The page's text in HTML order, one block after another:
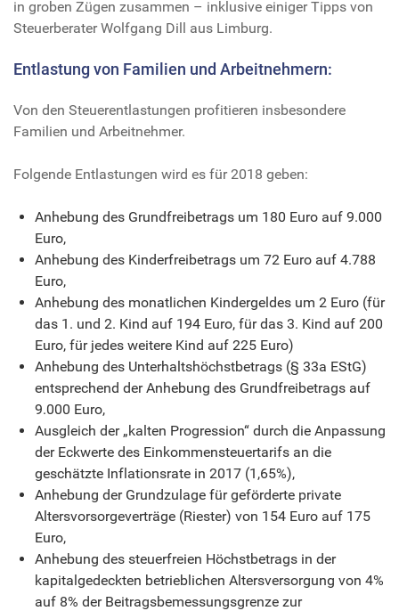
in groben Zügen zusammen – inklusive einiger Tipps von
Steuerberater Wolfgang Dill aus Limburg.
Entlastung von Familien und Arbeitnehmern:
Von den Steuerentlastungen profitieren insbesondere
Familien und Arbeitnehmer.
Folgende Entlastungen wird es für 2018 geben:
Anhebung des Grundfreibetrags um 180 Euro auf 9.000
Euro,
Anhebung des Kinderfreibetrags um 72 Euro auf 4.788
Euro,
Anhebung des monatlichen Kindergeldes um 2 Euro (für
das 1. und 2. Kind auf 194 Euro, für das 3. Kind auf 200
Euro, für jedes weitere Kind auf 225 Euro)
Anhebung des Unterhaltshöchstbetrags (§ 33a EStG)
entsprechend der Anhebung des Grundfreibetrags auf
9.000 Euro,
Ausgleich der „kalten Progression“ durch die Anpassung
der Eckwerte des Einkommensteuertarifs an die
geschätzte Inflationsrate in 2017 (1,65%),
Anhebung der Grundzulage für geförderte private
Altersvorsorgeverträge (Riester) von 154 Euro auf 175
Euro,
Anhebung des steuerfreien Höchstbetrags in der
kapitalgedeckten betrieblichen Altersversorgung von 4%
auf 8% der Beitragsbemessungsgrenze zur